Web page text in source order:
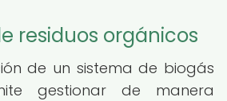
residuos orgánicos
de un sistema de biogás
gestionar de manera